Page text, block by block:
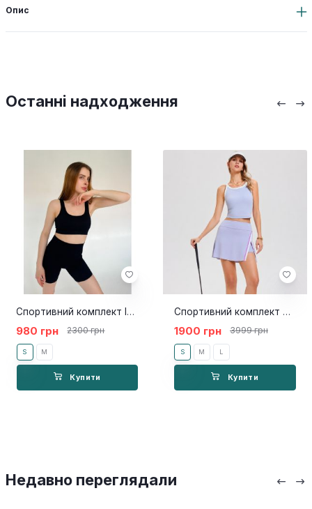
Опис
Останні надходження
Спортивний комплект Innocence Black short
980 грн 2300 грн
S M
Купити
Спортивний комплект Wonder
1900 грн 3999 грн
S M L
Купити
Недавно переглядали